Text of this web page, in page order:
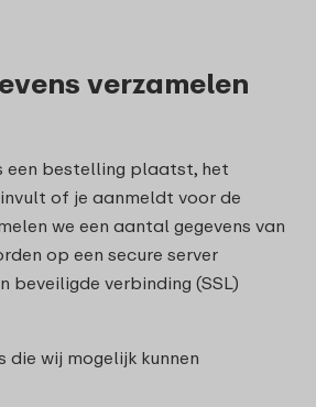
verzamelen
een bestelling plaatst, het
of je aanmeldt voor de
we een aantal gegevens van
op een secure server
beveiligde verbinding (SSL)
die wij mogelijk kunnen